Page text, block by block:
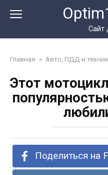
Сайт
Главная » Авто, ПДД и
Этот
Поделиться на